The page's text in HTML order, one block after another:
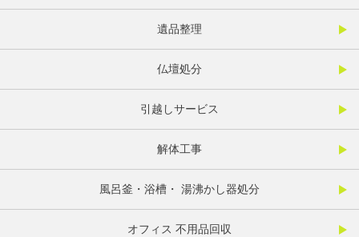
遺品整理
仏壇処分
引越しサービス
解体工事
風呂釜・浴槽・ 湯沸かし器処分
オフィス 不用品回収